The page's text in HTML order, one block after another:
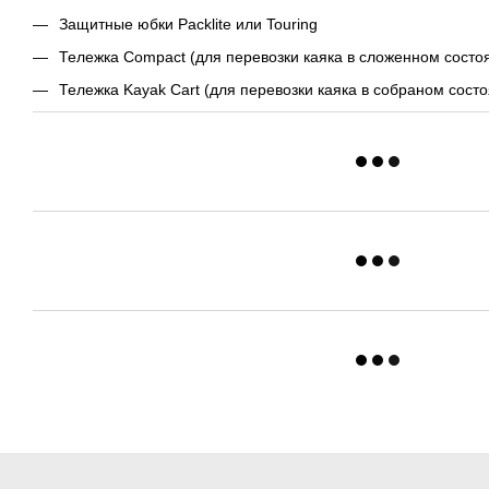
Защитные юбки Packlite или Touring
Тележка Compact (для перевозки каяка в сложенном
Тележка Kayak Cart (для перевозки каяка в собраном